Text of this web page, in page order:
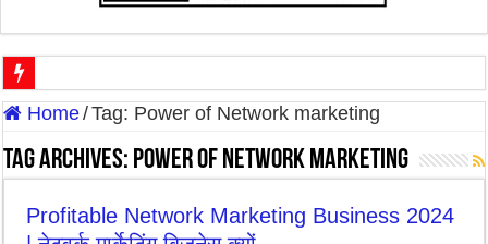
Discover The Risk of Green Leafy Vegetables Side Effects
Discover the Potential Threat: ‘Zombie Deer Disease’ In
7 Effective Home Remedies in Winter: A Daily Skincare
Home/Tag: Power of Network marketing
Tag Archives: Power of Network marketing
Profitable Network Marketing Business 2024